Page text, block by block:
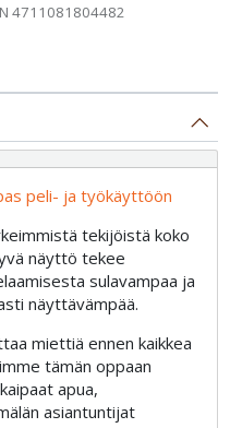
4711081804482
peli- ja työkäyttöön
tekijöistä koko
näyttö tekee
sulavampaa ja
näyttävämpää.
miettiä ennen kaikkea
tämän oppaan
apua,
asiantuntijat